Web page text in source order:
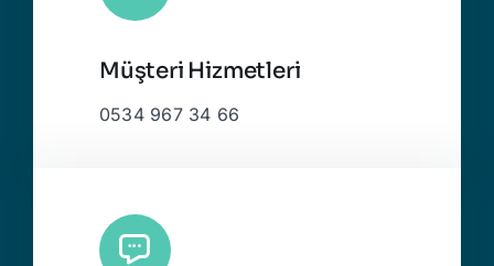
Müşteri Hizmetleri
0534 967 34 66